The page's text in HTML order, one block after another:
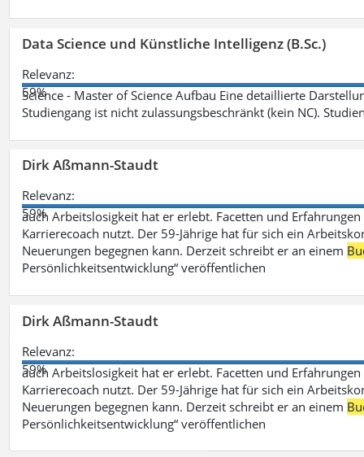
Data Science und Künstliche Intelligenz (B.Sc.)
Relevanz:
59%
Science - Master of Science Aufbau Eine detaillierte
Studiengang ist nicht zulassungsbeschränkt (kein NC).
Dirk Aßmann-Staudt
Relevanz:
59%
auch Arbeitslosigkeit hat er erlebt. Facetten und
Karrierecoach nutzt. Der 59-Jährige hat für sich ein
Neuerungen begegnen kann. Derzeit schreibt er an einem
Persönlichkeitsentwicklung“ veröffentlichen
Dirk Aßmann-Staudt
Relevanz:
59%
auch Arbeitslosigkeit hat er erlebt. Facetten und
Karrierecoach nutzt. Der 59-Jährige hat für sich ein
Neuerungen begegnen kann. Derzeit schreibt er an einem
Persönlichkeitsentwicklung“ veröffentlichen